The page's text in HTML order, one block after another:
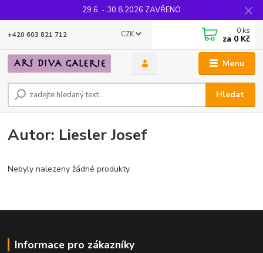
29.6. - 30.8.2026 ZAVŘENO
Menu
CZK
Hledat
+420 603 821 712 0 ks
za 0 Kč
Autor: Liesler Josef
Nebyly nalezeny žádné produkty.
Informace pro zákazníky